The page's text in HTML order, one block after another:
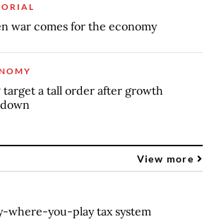
war comes for the economy
target a tall order after growth
View more
where-you-play tax system